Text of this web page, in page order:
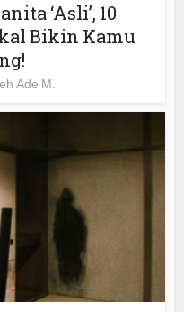
‘Asli’, 10
Bikin Kamu
Ade M.